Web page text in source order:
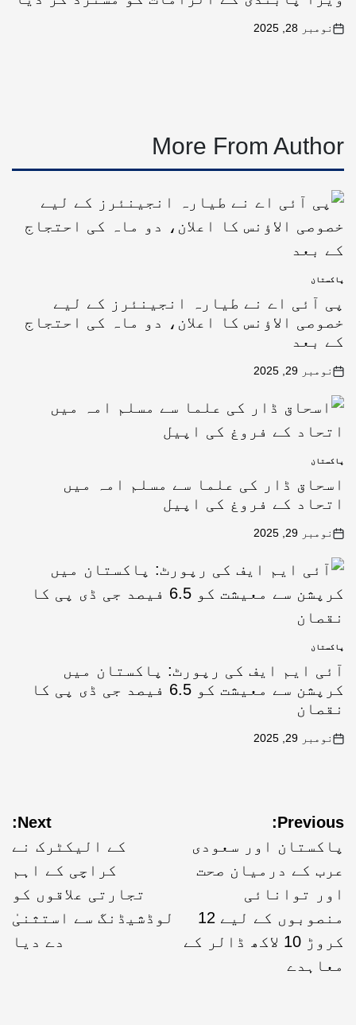
نومبر 28, 2025
More From Author
پاکستان
پی آئی اے نے طیارہ انجینئرز کے لیے
خصوصی الاؤنس کا اعلان، دو ماہ کی احتجاج
کے بعد
نومبر 29, 2025
پاکستان
اسحاق ڈار کی علما سے مسلم امہ میں
اتحاد کے فروغ کی اپیل
نومبر 29, 2025
پاکستان
آئی ایم ایف کی رپورٹ: پاکستان میں
کرپشن سے معیشت کو 6.5 فیصد جی ڈی پی کا
نقصان
نومبر 29, 2025
Previous:
پاکستان اور سعودی
عرب کے درمیان صحت
اور توانائی
منصوبوں کے لیے 12
کروڑ 10 لاکھ ڈالر کے
معاہدے
Next:
کے الیکٹرک نے
کراچی کے اہم
تجارتی علاقوں کو
لوڈشیڈنگ سے استثنیٰ
دے دیا